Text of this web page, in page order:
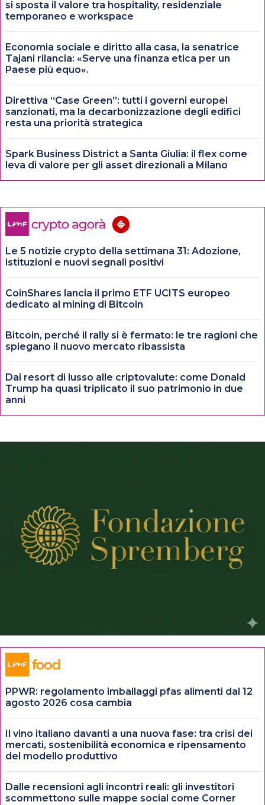
si sposta il valore tra hospitality, residenziale
temporaneo e workspace
Economia sociale e diritto alla casa, la senatrice
Tajani rilancia: «Serve una finanza etica per un
Paese più equo».
Direttiva “Case Green”: tutti i governi europei
sanzionati, ma la decarbonizzazione degli edifici
resta una priorità strategica
Spark Business District a Santa Giulia: il flex come
leva di valore per gli asset direzionali a Milano
Le 5 notizie crypto della settimana 31: Adozione,
istituzioni e nuovi segnali positivi
CoinShares lancia il primo ETF UCITS europeo
dedicato al mining di Bitcoin
Bitcoin, perché il rally si è fermato: le tre ragioni che
spiegano il nuovo mercato ribassista
Dai resort di lusso alle criptovalute: come Donald
Trump ha quasi triplicato il suo patrimonio in due
anni
PPWR: regolamento imballaggi pfas alimenti dal 12
agosto 2026 cosa cambia
Il vino italiano davanti a una nuova fase: tra crisi dei
mercati, sostenibilità economica e ripensamento
del modello produttivo
Dalle recensioni agli incontri reali: gli investitori
scommettono sulle mappe social come Corner